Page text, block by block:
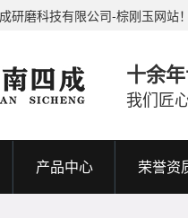
研磨科技有限公司-棕刚玉网站！
十余
我们匠
产品中心 荣誉资